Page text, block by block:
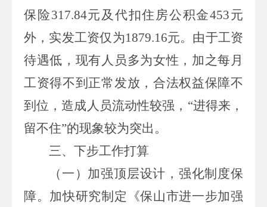
保险317.84元及代扣住房公积金453元
外，实发工资仅为1879.16元。由于工资
待遇低，现有人员多为女性，加之每月
工资得不到正常发放，合法权益保障不
到位，造成人员流动性较强，“进得来，
留不住”的现象较为突出。
三、下步工作打算
（一）加强顶层设计，强化制度保
障。 加快研究制定《保山市进一步加强